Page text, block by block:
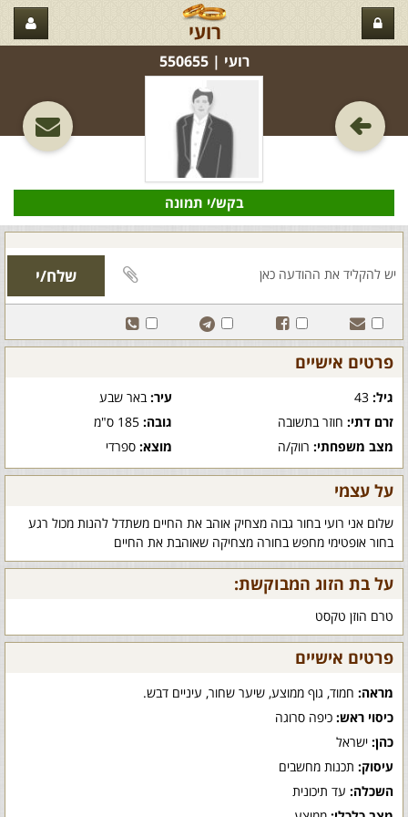
רועי
רועי‏ | 550655
בקש/י תמונה
פרטים אישיים
גיל: עיר:באר שבע
זרם דתי: חוזר בתשובה גובה:185 ס"מ
מצב משפחתי: רווק/ה מוצא:ספרדי
על עצמי
שלום אני רועי בחור גבוה מצחיק אוהב את החיים משתדל להנות מכול רגע
בחור אופטימי מחפש בחורה מצחיקה שאוהבת את החיים
על בת הזוג המבוקשת:
טרם הוזן טקסט
פרטים אישיים
מראה: חמוד, גוף ממוצע, שיער שחור, עיניים דבש.
כיסוי ראש: כיפה סרוגה
כהן: ישראל
עיסוק: תכנות מחשבים
השכלה: עד תיכונית